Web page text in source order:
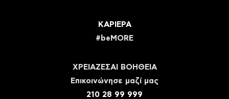
ΚΑΡΙΕΡΑ
#beMORE
ΧΡΕΙΑΖΕΣΑΙ ΒΟΗΘΕΙΑ
Eπικοινώνησε μαζί μας
210 28 99 999